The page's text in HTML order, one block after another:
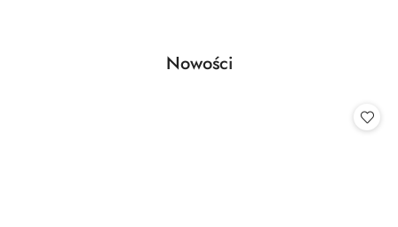
Pomiń karuzelę produktów
Produkty
Nowości